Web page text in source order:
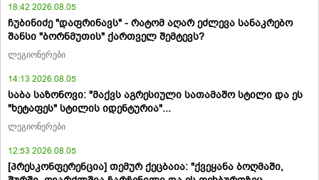
18:42 2026.08.05
ჩუბინიძე "დაფრინავს" - რატომ აღარ ეძლევა სანაკრებო
შანსი "ბორნმუთის" ქართველ შემტევს?
ლეგიონერები
14:13 2026.08.05
საბა საზონოვი: "მაქვს აგრესიული სათამაშო სტილი და ეს
"ხეტაფეს" სტილის იდენტურია"...
ლეგიონერები
12:53 2026.08.05
[პრესკონფერენცია] თემურ ქეცბაია: "ქვეყანა ბოღმაში,